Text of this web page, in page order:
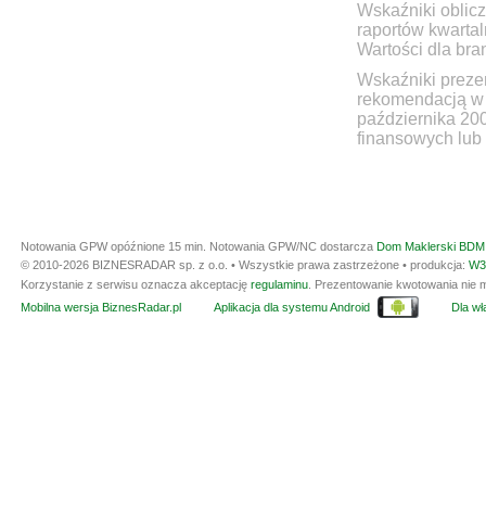
Wskaźniki
raportów
Wartości dla
Wskaźniki
rekomendacją
października
finansowych lub
Notowania GPW opóźnione 15 min. Notowania GPW/NC dostarcza Dom Maklerski
© 2010-2026 BIZNESRADAR sp. z o.o. • Wszystkie prawa zastrzeżone • produkcja:
Korzystanie z serwisu oznacza akceptację regulaminu . Prezentowanie kwotowania
Mobilna wersja BiznesRadar.pl
Aplikacja dla systemu Android Dla